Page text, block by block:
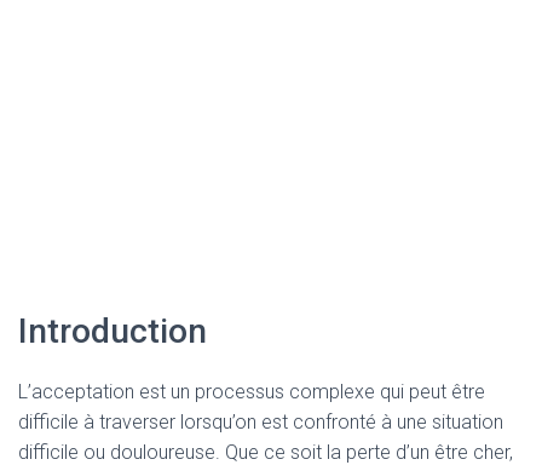
Introduction
L’acceptation est un processus complexe qui peut être
difficile à traverser lorsqu’on est confronté à une situation
difficile ou douloureuse. Que ce soit la perte d’un être cher,